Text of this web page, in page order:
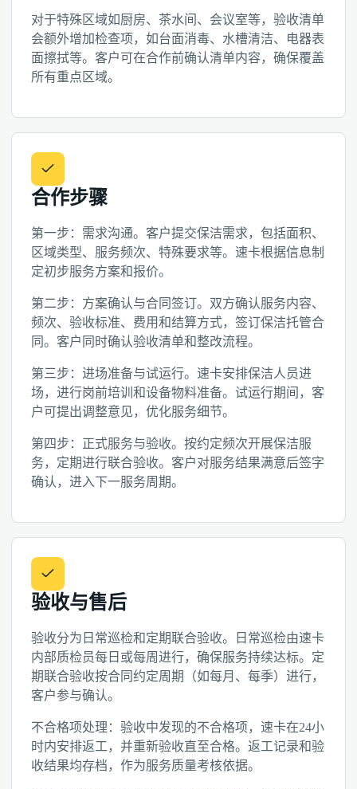
对于特殊区域如厨房、茶水间、会议室等，验收清单
会额外增加检查项，如台面消毒、水槽清洁、电器表
面擦拭等。客户可在合作前确认清单内容，确保覆盖
所有重点区域。
合作步骤
第一步：需求沟通。客户提交保洁需求，包括面积、
区域类型、服务频次、特殊要求等。速卡根据信息制
定初步服务方案和报价。
第二步：方案确认与合同签订。双方确认服务内容、
频次、验收标准、费用和结算方式，签订保洁托管合
同。客户同时确认验收清单和整改流程。
第三步：进场准备与试运行。速卡安排保洁人员进
场，进行岗前培训和设备物料准备。试运行期间，客
户可提出调整意见，优化服务细节。
第四步：正式服务与验收。按约定频次开展保洁服
务，定期进行联合验收。客户对服务结果满意后签字
确认，进入下一服务周期。
验收与售后
验收分为日常巡检和定期联合验收。日常巡检由速卡
内部质检员每日或每周进行，确保服务持续达标。定
期联合验收按合同约定周期（如每月、每季）进行，
客户参与确认。
不合格项处理：验收中发现的不合格项，速卡在24小
时内安排返工，并重新验收直至合格。返工记录和验
收结果均存档，作为服务质量考核依据。